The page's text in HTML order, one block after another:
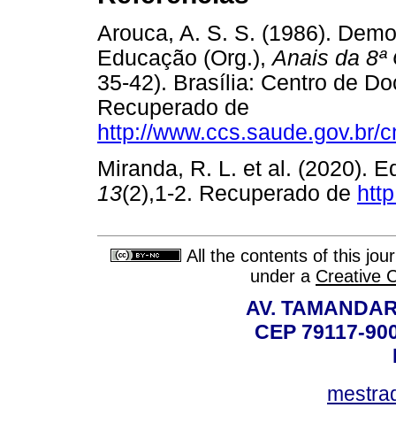
Arouca, A. S. S. (1986).
Educação (Org.),Anais da
35-42). Brasília: Centro de
Recuperado de
http://www.ccs.saude.gov.br/
Miranda, R. L. et al. (2020).
13(2),1-2. Recuperado de
All the contents of this
under a Creative
AV.
CEP 79117-